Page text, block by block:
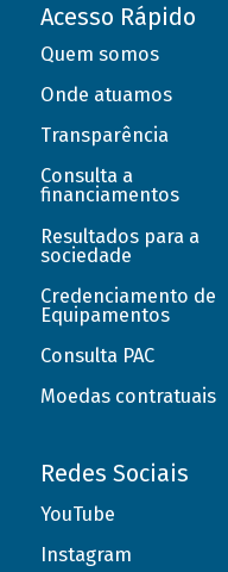
Acesso Rápido
Quem somos
Onde atuamos
Transparência
Consulta a
financiamentos
Resultados para a
sociedade
Credenciamento de
Equipamentos
Consulta PAC
Moedas contratuais
Redes Sociais
YouTube
Instagram